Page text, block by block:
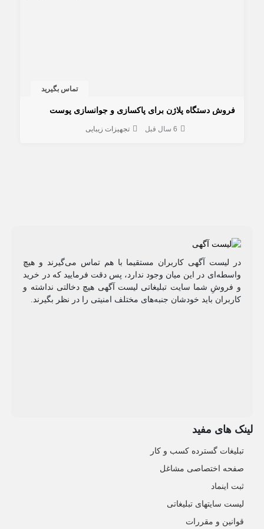
تماس بگیرید
فروش دستگاه پلاژن برای پاکسازی و جوانسازی پوست
6 سال قبل تجهیزات زیبایی
در لیست آگهی کاربران مستقیما با هم تماس می‌گیرند و هیچ
واسطه‌ای در این میان وجود ندارد، پس دقت فرمایید که در خرید
و فروشِ شما سایت تبلیغاتی لیست آگهی هیچ دخالتی نداشته و
کاربران باید خودشان جنبه‌های مختلف امنیتی را در نظر بگیرند.
لینک های مفید
تبلیغات گسترده کسب و کار
صفحه اختصاصی مشاغل
ثبت اینماد
لیست سایتهای تبلیغاتی
قوانین و مقررات